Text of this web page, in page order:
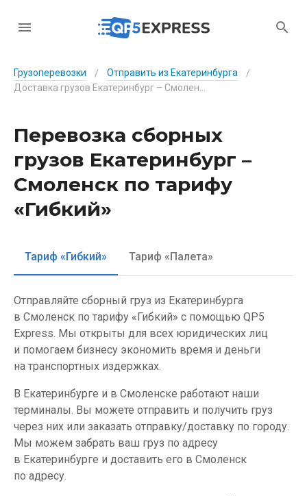
Грузоперевозки / Отправить из Екатеринбурга
/
Перевозка сборных
грузов Екатеринбург –
Смоленск по тарифу
«Гибкий»
Тариф «Гибкий» Тариф «Палета»
Отправляйте сборный груз из Екатеринбурга
в Смоленск по тарифу «Гибкий» с помощью QP5
Express. Мы открыты для всех юридических лиц
и помогаем бизнесу экономить время и деньги
на транспортных издержках.
В Екатеринбурге и в Смоленске работают наши
терминалы. Вы можете отправить и получить груз
через них или заказать отправку/доставку по городу.
Мы можем забрать ваш груз по адресу
в Екатеринбурге и доставить его в Смоленск
по адресу.